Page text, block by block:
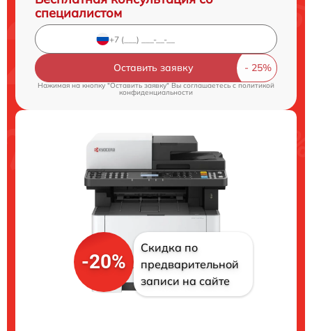
специалистом
Оставить заявку
Нажимая на кнопку "Оставить заявку" Вы соглашаетесь cполитикой
конфиденциальности
-20%
Скидка по
предварительной
записи на сайте